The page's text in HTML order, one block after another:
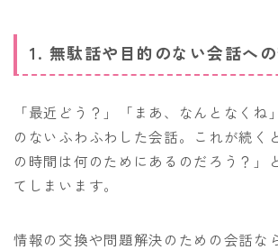
1. 無駄話や目的のない会話へ
「最近どう？」「まあ、なんとなくね
のないふわふわした会話。これが続く
の時間は何のためにあるのだろう？」
てしまいます。
情報の交換や問題解決のための会話な